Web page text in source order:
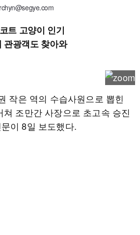
트 고양이 인기
광객도 찾아와
작은 역의 수습사원으로 뽑힌
쳐 조만간 사장으로 초고속 승진
이 8일 보도했다.